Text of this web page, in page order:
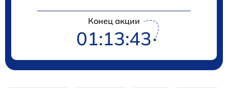
Конец акции
01:13:43